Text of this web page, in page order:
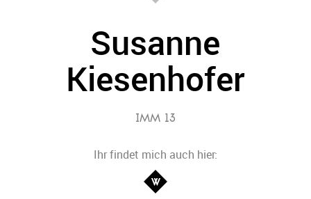
Susanne
Kiesenhofer
IMM 13
Ihr findet mich auch hier: